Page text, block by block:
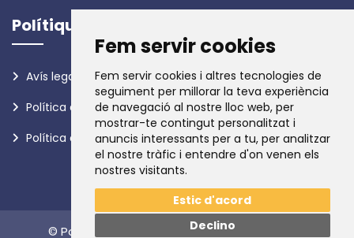
Fem servir cookies
Fem servir cookies i altres tecnologies de
seguiment per millorar la teva experiència
de navegació al nostre lloc web, per
mostrar-te contingut personalitzat i
anuncis interessants per a tu, per analitzar
el nostre tràfic i entendre d'on venen els
nostres visitants.
Estic d'acord
Declino
Polítiques
Avís legal
Política de privadesa
Política de galetes
© Policia d'Andorra. Tots els drets reservats.